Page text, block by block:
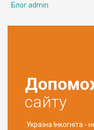
Блог admin
сайту
Україна Інкогніта